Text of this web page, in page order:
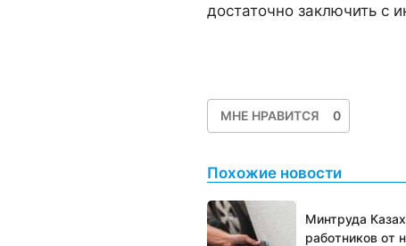
достаточно заключить с
МНЕ НРАВИТСЯ 0
Похожие новости
Минтруда
работников от